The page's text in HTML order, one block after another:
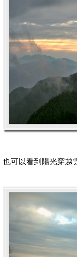
也可以看到陽光穿越